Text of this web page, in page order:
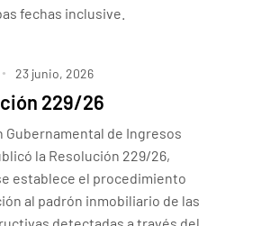
fechas inclusive.
23 junio, 2026
229/26
Gubernamental de Ingresos
la Resolución 229/26,
establece el procedimiento
al padrón inmobiliario de las
detectadas a través del